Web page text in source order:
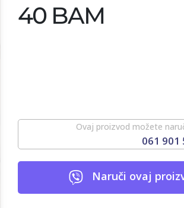
40 BAM
Ovaj proizvod možete
061 901
Naruči ovaj